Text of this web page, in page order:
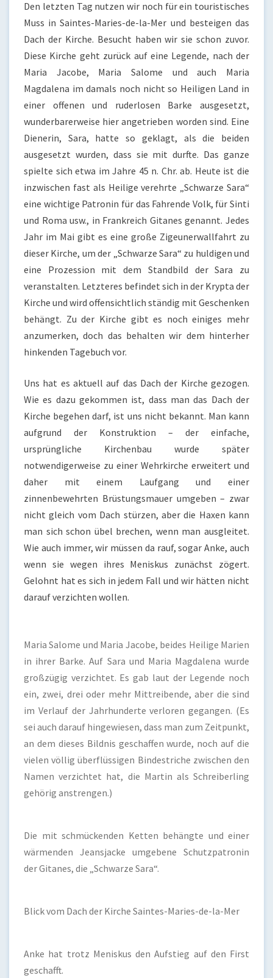
Den letzten Tag nutzen wir noch für ein touristisches
Muss in Saintes-Maries-de-la-Mer und besteigen das
Dach der Kirche. Besucht haben wir sie schon zuvor.
Diese Kirche geht zurück auf eine Legende, nach der
Maria Jacobe, Maria Salome und auch Maria
Magdalena im damals noch nicht so Heiligen Land in
einer offenen und ruderlosen Barke ausgesetzt,
wunderbarerweise hier angetrieben worden sind. Eine
Dienerin, Sara, hatte so geklagt, als die beiden
ausgesetzt wurden, dass sie mit durfte. Das ganze
spielte sich etwa im Jahre 45 n. Chr. ab. Heute ist die
inzwischen fast als Heilige verehrte „Schwarze Sara“
eine wichtige Patronin für das Fahrende Volk, für Sinti
und Roma usw., in Frankreich Gitanes genannt. Jedes
Jahr im Mai gibt es eine große Zigeunerwallfahrt zu
dieser Kirche, um der „Schwarze Sara“ zu huldigen und
eine Prozession mit dem Standbild der Sara zu
veranstalten. Letzteres befindet sich in der Krypta der
Kirche und wird offensichtlich ständig mit Geschenken
behängt. Zu der Kirche gibt es noch einiges mehr
anzumerken, doch das behalten wir dem hinterher
hinkenden Tagebuch vor.
Uns hat es aktuell auf das Dach der Kirche gezogen.
Wie es dazu gekommen ist, dass man das Dach der
Kirche begehen darf, ist uns nicht bekannt. Man kann
aufgrund der Konstruktion – der einfache,
ursprüngliche Kirchenbau wurde später
notwendigerweise zu einer Wehrkirche erweitert und
daher mit einem Laufgang und einer
zinnenbewehrten Brüstungsmauer umgeben – zwar
nicht gleich vom Dach stürzen, aber die Haxen kann
man sich schon übel brechen, wenn man ausgleitet.
Wie auch immer, wir müssen da rauf, sogar Anke, auch
wenn sie wegen ihres Meniskus zunächst zögert.
Gelohnt hat es sich in jedem Fall und wir hätten nicht
darauf verzichten wollen.
Maria Salome und Maria Jacobe, beides Heilige Marien
in ihrer Barke. Auf Sara und Maria Magdalena wurde
großzügig verzichtet. Es gab laut der Legende noch
ein, zwei, drei oder mehr Mittreibende, aber die sind
im Verlauf der Jahrhunderte verloren gegangen. (Es
sei auch darauf hingewiesen, dass man zum Zeitpunkt,
an dem dieses Bildnis geschaffen wurde, noch auf die
vielen völlig überflüssigen Bindestriche zwischen den
Namen verzichtet hat, die Martin als Schreiberling
gehörig anstrengen.)
Die mit schmückenden Ketten behängte und einer
wärmenden Jeansjacke umgebene Schutzpatronin
der Gitanes, die „Schwarze Sara“.
Blick vom Dach der Kirche Saintes-Maries-de-la-Mer
Anke hat trotz Meniskus den Aufstieg auf den First
geschafft.